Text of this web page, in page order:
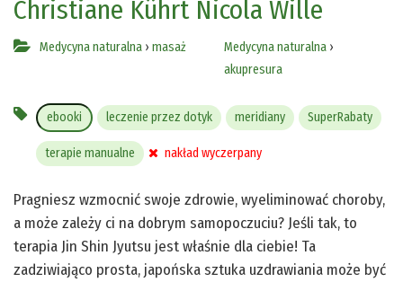
Christiane Kührt Nicola Wille
Medycyna naturalna ›masaż Medycyna naturalna›
akupresura
ebooki leczenie przez dotyk meridiany SuperRabaty
terapie manualne nakład wyczerpany
Pragniesz wzmocnić swoje zdrowie, wyeliminować choroby,
a może zależy ci na dobrym samopoczuciu? Jeśli tak, to
terapia Jin Shin Jyutsu jest właśnie dla ciebie! Ta
zadziwiająco prosta, japońska sztuka uzdrawiania może być